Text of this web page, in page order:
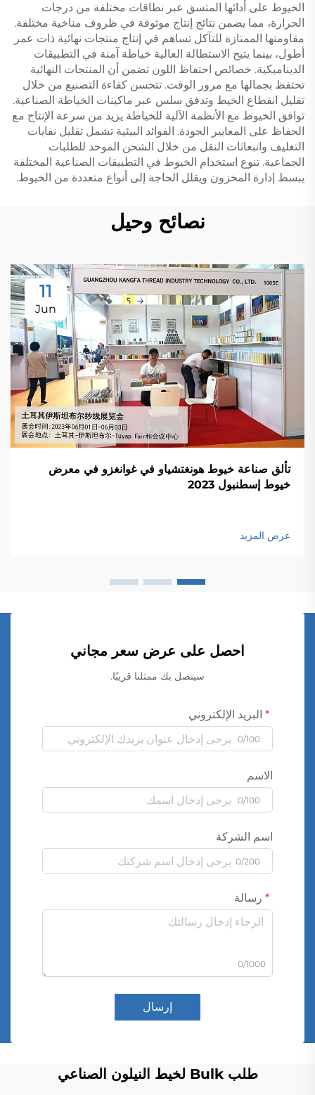
الخيوط على أدائها المتسق عبر نطاقات مختلفة من درجات
الحرارة، مما يضمن نتائج إنتاج موثوقة في ظروف مناخية مختلفة.
مقاومتها الممتازة للتآكل تساهم في إنتاج منتجات نهائية ذات عمر
أطول، بينما يتيح الاستطالة العالية خياطة آمنة في التطبيقات
الديناميكية. خصائص احتفاظ اللون تضمن أن المنتجات النهائية
تحتفظ بجمالها مع مرور الوقت. تتحسن كفاءة التصنيع من خلال
تقليل انقطاع الخيط وتدفق سلس عبر ماكينات الخياطة الصناعية.
توافق الخيوط مع الأنظمة الآلية للخياطة يزيد من سرعة الإنتاج مع
الحفاظ على المعايير الجودة. الفوائد البيئية تشمل تقليل نفايات
التغليف وانبعاثات النقل من خلال الشحن الموحد للطلبات
الجماعية. تنوع استخدام الخيوط في التطبيقات الصناعية المختلفة
يبسط إدارة المخزون ويقلل الحاجة إلى أنواع متعددة من الخيوط.
نصائح وحيل
11
Jun
تألق صناعة خيوط هونغتشياو في غوانغزو في معرض
خيوط إسطنبول 2023
عرض المزيد
احصل على عرض سعر مجاني
سيتصل بك ممثلنا قريبًا.
البريد الإلكتروني
0/100
الاسم
0/100
اسم الشركة
0/200
رسالة
0/1000
إرسال
طلب Bulk لخيط النيلون الصناعي